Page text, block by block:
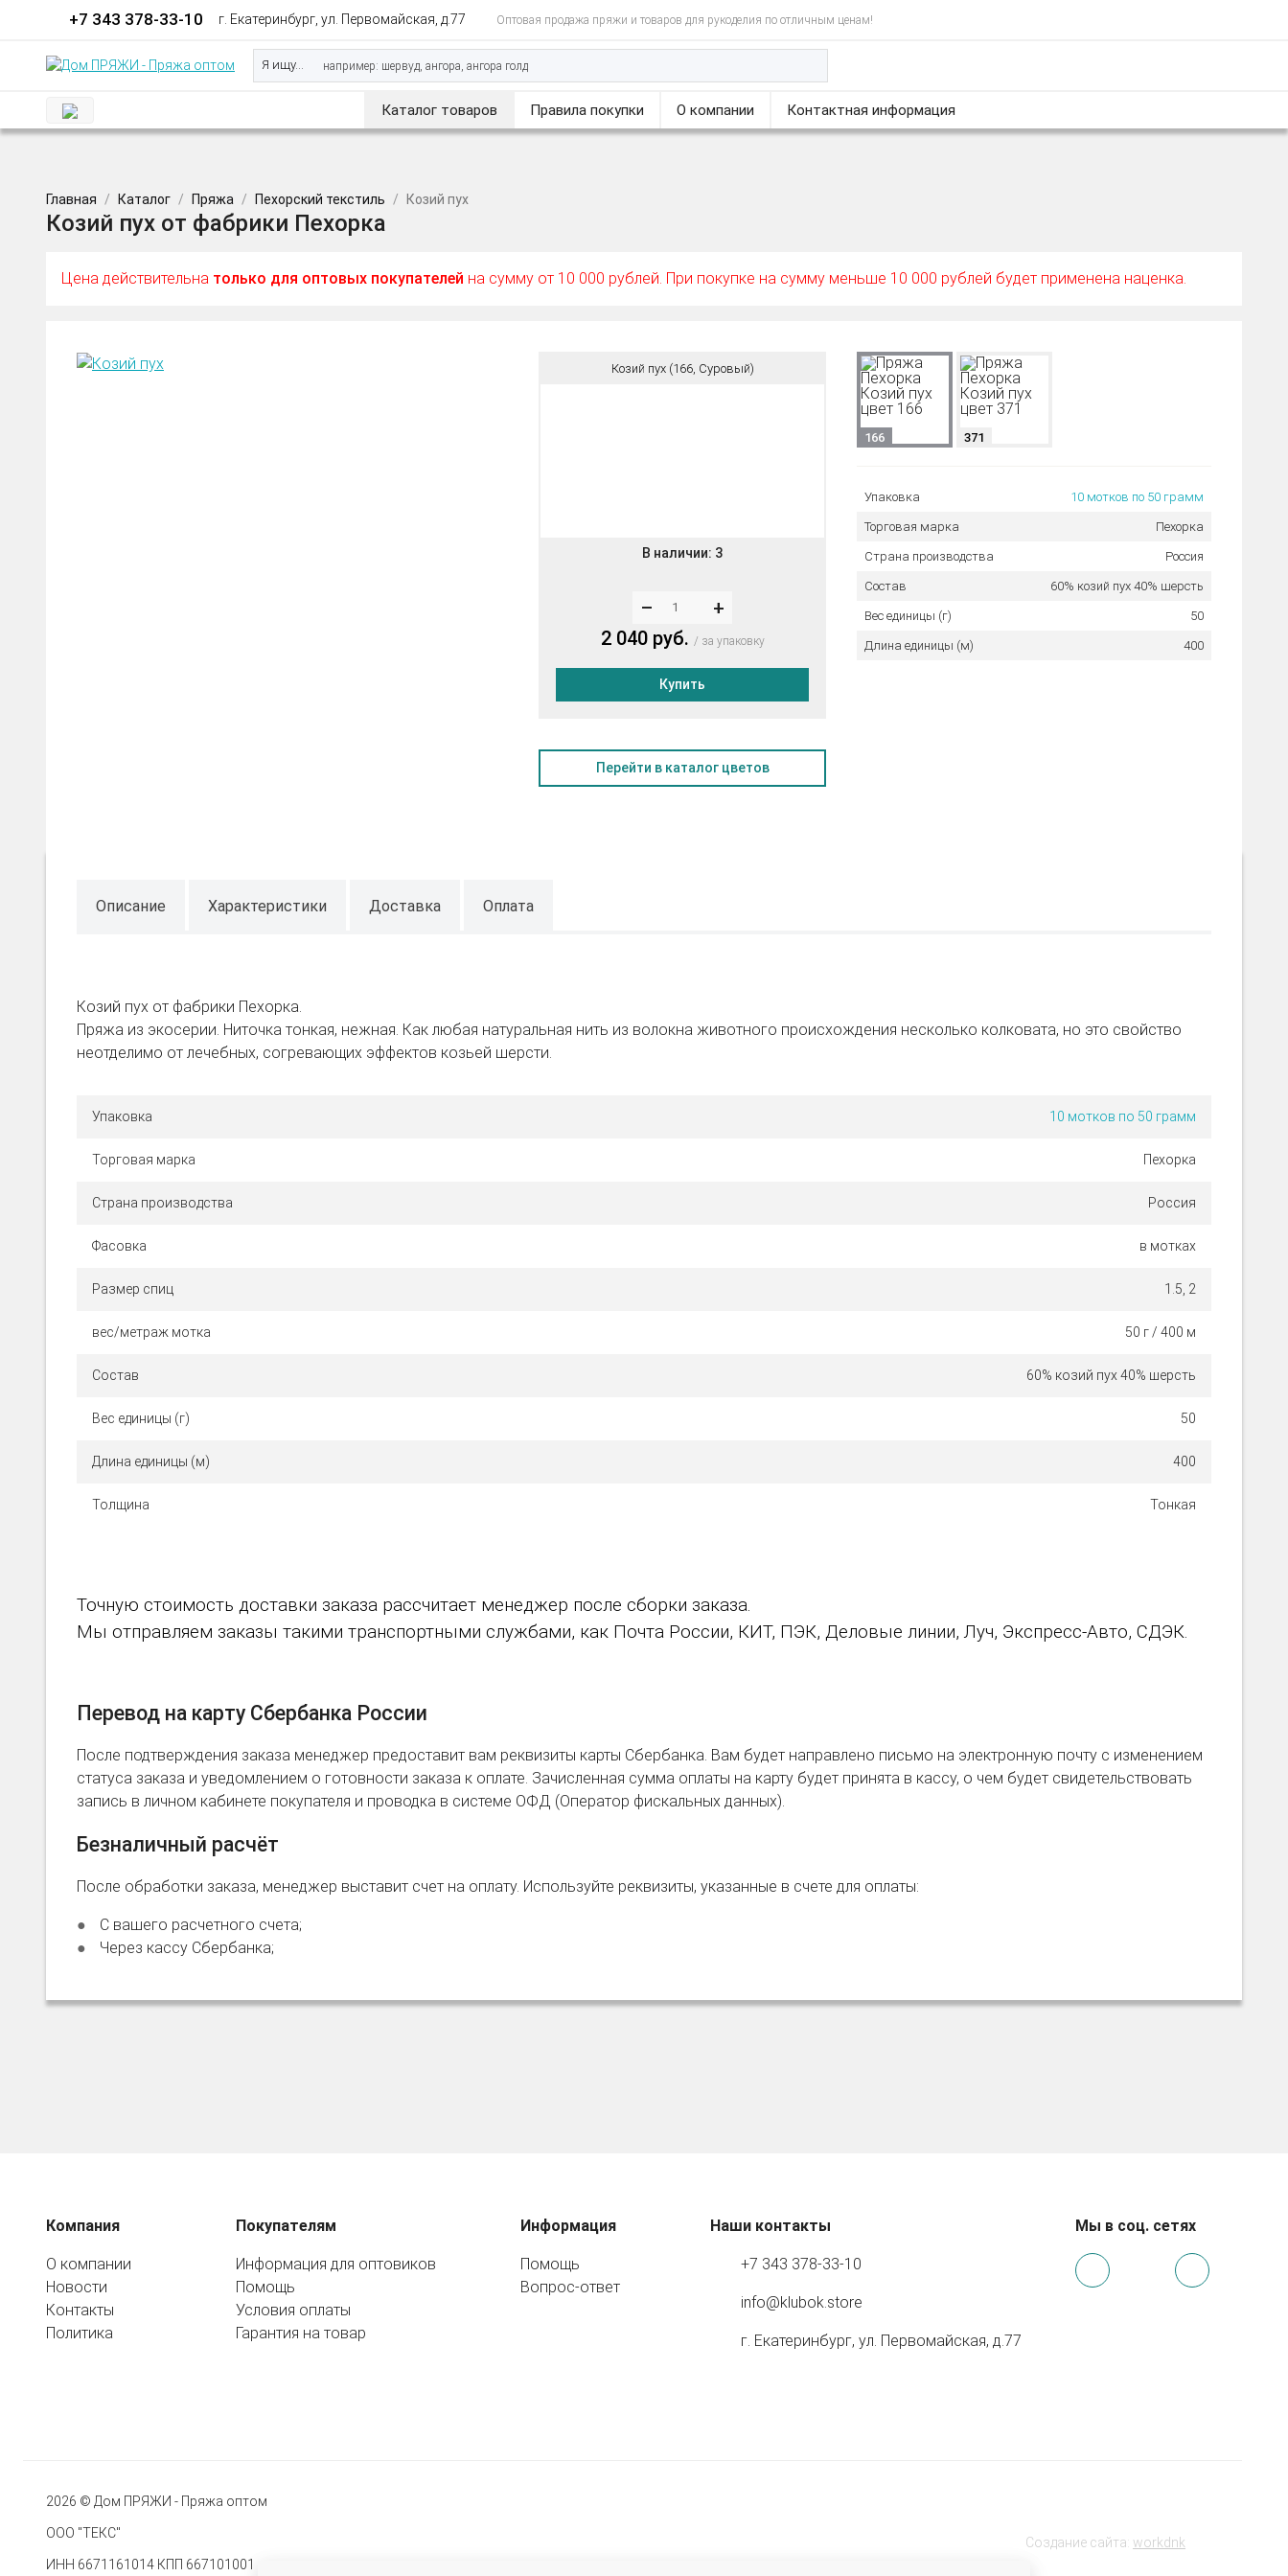
+7 343 378-33-10 г. Екатеринбург, ул. Первомайская, д.77 Оптовая продажа пряжи и товаров для рукоделия по отличным ценам!
Я ищу...
Каталог товаров Правила покупки О компании Контактная информация
Главная Каталог Пряжа Пехорский текстиль Козий пух
Козий пух от фабрики Пехорка
Цена действительна только для оптовых покупателей на сумму от 10 000 рублей. При покупке на сумму меньше 10 000 рублей будет применена наценка.
Козий пух (166, Суровый)
В наличии: 3
–
+
2 040 руб.
за упаковку
Купить
Перейти в каталог цветов
166 371
Упаковка 10 мотков по 50 грамм
Торговая марка Пехорка
Страна производства Россия
Состав 60% козий пух 40% шерсть
Вес единицы (г) 50
Длина единицы (м) 400
Описание Характеристики Доставка Оплата
Козий пух от фабрики Пехорка.
Пряжа из экосерии. Ниточка тонкая, нежная. Как любая натуральная нить из волокна животного происхождения несколько колковата, но это свойство
неотделимо от лечебных, согревающих эффектов козьей шерсти.
Упаковка 10 мотков по 50 грамм
Торговая марка Пехорка
Страна производства Россия
Фасовка в мотках
Размер спиц 1.5, 2
вес/метраж мотка 50 г / 400 м
Состав 60% козий пух 40% шерсть
Вес единицы (г) 50
Длина единицы (м) 400
Толщина Тонкая
Точную стоимость доставки заказа рассчитает менеджер после сборки заказа.
Мы отправляем заказы такими транспортными службами, как Почта России, КИТ, ПЭК, Деловые линии, Луч, Экспресс-Авто, СДЭК.
Перевод на карту Сбербанка России
После подтверждения заказа менеджер предоставит вам реквизиты карты Сбербанка. Вам будет направлено письмо на электронную почту с изменением
статуса заказа и уведомлением о готовности заказа к оплате. Зачисленная сумма оплаты на карту будет принята в кассу, о чем будет свидетельствовать
запись в личном кабинете покупателя и проводка в системе ОФД (Оператор фискальных данных).
Безналичный расчёт
После обработки заказа, менеджер выставит счет на оплату. Используйте реквизиты, указанные в счете для оплаты:
С вашего расчетного счета;
Через кассу Сбербанка;
Компания
О компании
Новости
Контакты
Политика
Покупателям
Информация для оптовиков
Помощь
Условия оплаты
Гарантия на товар
Информация
Помощь
Вопрос-ответ
Наши контакты
+7 343 378-33-10
info@klubok.store
г. Екатеринбург, ул. Первомайская, д.77
Мы в соц. сетях
2026 © Дом ПРЯЖИ - Пряжа оптом
ООО "ТЕКС"
ИНН 6671161014 КПП 667101001
Создание сайта: workdnk